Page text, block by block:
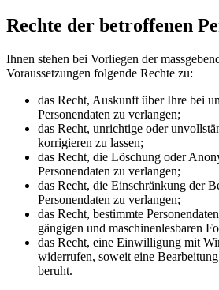
Rechte der betroffenen
Ihnen stehen bei Vorliegen der
Voraussetzungen folgende Rechte zu:
das Recht, Auskunft über Ihre bei
Personendaten zu verlangen;
das Recht, unrichtige oder
korrigieren zu lassen;
das Recht, die Löschung oder
Personendaten zu verlangen;
das Recht, die Einschränkung der
Personendaten zu verlangen;
das Recht, bestimmte
gängigen und maschinenlesbaren
das Recht, eine Einwilligung mit
widerrufen, soweit eine
beruht.